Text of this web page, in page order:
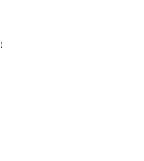
）